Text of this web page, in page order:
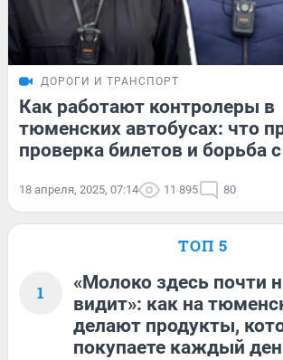
ДОРОГИ И ТРАНСПОРТ
Как работают контролеры в
тюменских автобусах: что
проверка билетов и борьба
18 апреля, 2025, 07:14 11 895 80
ТОП 5
1
«Молоко здесь почти
видит»: как на
делают продукты,
покупаете каждый